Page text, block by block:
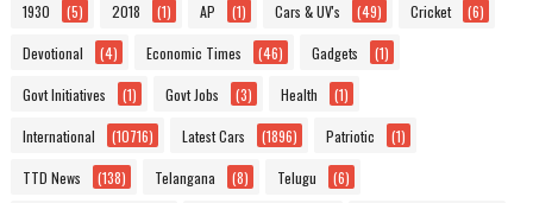
1930 (5) 2018 (1) AP (1) Cars & UV's (49) Cricket (6)
Devotional (4) Economic Times (46) Gadgets (1)
Govt Initiatives (1) Govt Jobs (3) Health (1)
International (10716) Latest Cars (1896) Patriotic (1)
TTD News (138) Telangana (8) Telugu (6)